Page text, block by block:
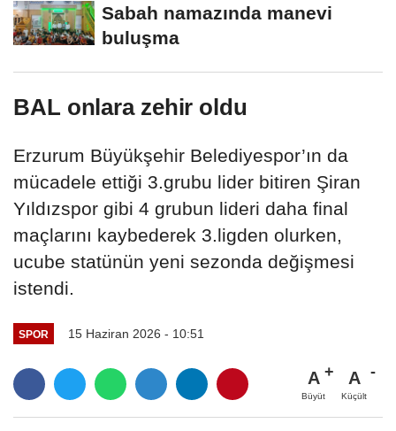
Sabah namazında manevi
buluşma
BAL onlara zehir oldu
Erzurum Büyükşehir Belediyespor’ın da
mücadele ettiği 3.grubu lider bitiren Şiran
Yıldızspor gibi 4 grubun lideri daha final
maçlarını kaybederek 3.ligden olurken,
ucube statünün yeni sezonda değişmesi
istendi.
SPOR 15 Haziran 2026 - 10:51
A
Büyüt
A
Küçült